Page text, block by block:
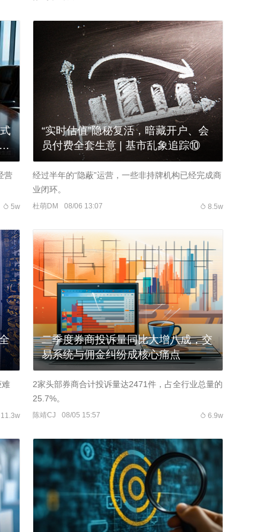
营
5w
“实时估值”隐秘复活，暗藏开户、会
员付费全套生意 | 基市乱象追踪⑩
经过半年的“隐蔽”运营，一些非持牌机构已经完成商
业闭环。
杜萌DM 08/06 13:07 8.5w
难
11.3w
二季度券商投诉量同比大增八成，交
易系统与佣金纠纷成核心痛点
2家头部券商合计投诉量达2471件，占全行业总量的
25.7%。
陈靖CJ 08/05 15:57 6.9w